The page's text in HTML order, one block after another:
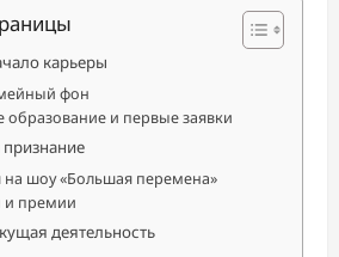
карьеры
фон
образование и первые заявки
на шоу «Большая перемена»
и премии
деятельность